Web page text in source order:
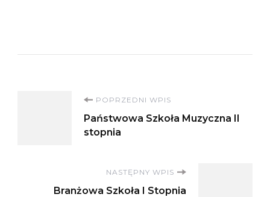
Nawigacja
wpisu
POPRZEDNI WPIS
Państwowa Szkoła Muzyczna II
stopnia
NASTĘPNY WPIS
Branżowa Szkoła I Stopnia